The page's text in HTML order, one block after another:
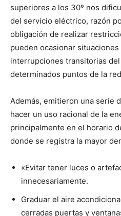
superiores a los 30º nos
del servicio eléctrico, razón
obligación de realizar
pueden ocasionar
interrupciones transitorias
determinados puntos de la
Además, emitieron una serie
hacer un uso racional de la
principalmente en el horario
donde se registra la mayor
«Evitar tener luces o
innecesariamente.
Graduar el aire
cerradas puertas y